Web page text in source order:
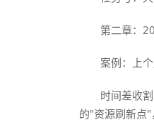
第二章：
案例：上
时间差收
的"资源刷新点"